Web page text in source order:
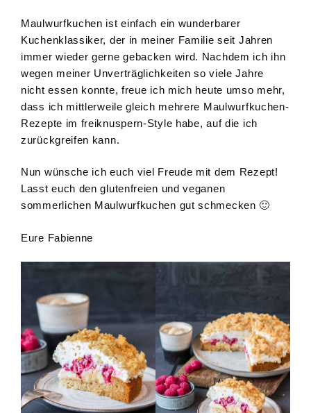
Maulwurfkuchen ist einfach ein wunderbarer
Kuchenklassiker, der in meiner Familie seit Jahren
immer wieder gerne gebacken wird. Nachdem ich ihn
wegen meiner Unverträglichkeiten so viele Jahre
nicht essen konnte, freue ich mich heute umso mehr,
dass ich mittlerweile gleich mehrere Maulwurfkuchen-
Rezepte im freiknuspern-Style habe, auf die ich
zurückgreifen kann.
Nun wünsche ich euch viel Freude mit dem Rezept!
Lasst euch den glutenfreien und veganen
sommerlichen Maulwurfkuchen gut schmecken 🙂
Eure Fabienne